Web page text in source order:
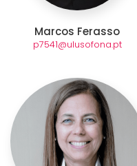
Marcos Ferasso
p7541@ulusofona.pt